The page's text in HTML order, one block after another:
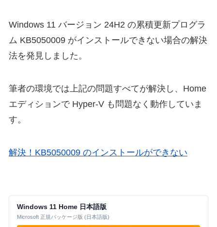
Windows 11 バージョン 24H2 の累積更新プログラ
ム KB5050009 がインストールできない場合の解決
法を発見しました。
筆者の環境では上記の問題すべてが解決し、Home
エディションで Hyper-V も問題なく動作していま
す。
解決！KB5050009 のインストールができない
Windows 11 Home 日本語版
Microsoft 正規パッケージ版 (日本語版)